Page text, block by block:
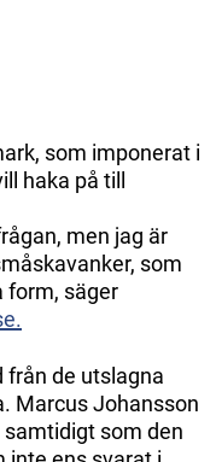
som imponerat i
haka på till
men jag är
som
form, säger
från de utslagna
Marcus Johansson
som den